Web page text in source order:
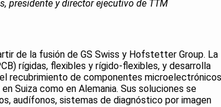
presidente y director ejecutivo de TTM
de la fusión de GS Swiss y Hofstetter Group. La
rígidas, flexibles y rígido-flexibles, y desarrolla
recubrimiento de componentes microelectrónicos
Suiza como en Alemania. Sus soluciones se
audífonos, sistemas de diagnóstico por imagen